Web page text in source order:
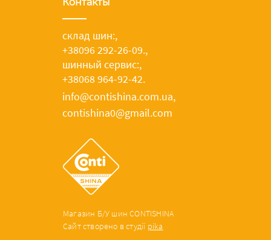
Магазин Б/У шин CONTISHINA
Сайт створено в студії pika
склад шин:,
+38096 292-26-09.,
шинный сервис:,
+38068 964-92-42.
info@contishina.com.ua,
contishina0@gmail.com